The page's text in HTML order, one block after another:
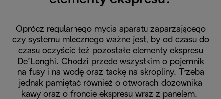
Oprócz regularnego mycia aparatu zaparzającego
czy systemu mlecznego ważne jest, by od czasu do
czasu oczyścić też pozostałe elementy ekspresu
De’Longhi. Chodzi przede wszystkim o pojemnik
na fusy i na wodę oraz tackę na skropliny. Trzeba
jednak pamiętać również o otworach dozownika
kawy oraz o froncie ekspresu wraz z panelem.